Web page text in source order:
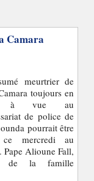
Camara
meurtrier de
toujours en
à vue au
de police de
pourrait être
ce mercredi au
Pape Alioune Fall,
de la famille